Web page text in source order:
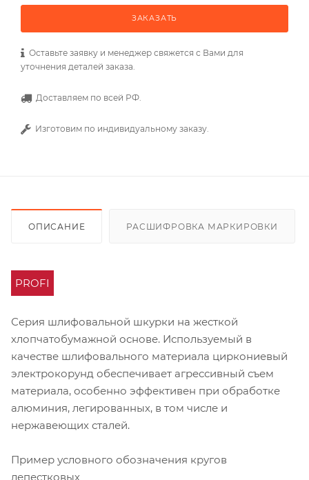
ЗАКАЗАТЬ
Оставьте заявку и менеджер свяжется с Вами для
уточнения деталей заказа.
Доставляем по всей РФ.
Изготовим по индивидуальному заказу.
ОПИСАНИЕ РАСШИФРОВКА МАРКИРОВКИ
PROFI
Серия шлифовальной шкурки на жесткой
хлопчатобумажной основе. Используемый в
качестве шлифовального материала циркониевый
электрокорунд обеспечивает агрессивный съем
материала, особенно эффективен при обработке
алюминия, легированных, в том числе и
нержавеющих сталей.
Пример условного обозначения кругов
лепестковых